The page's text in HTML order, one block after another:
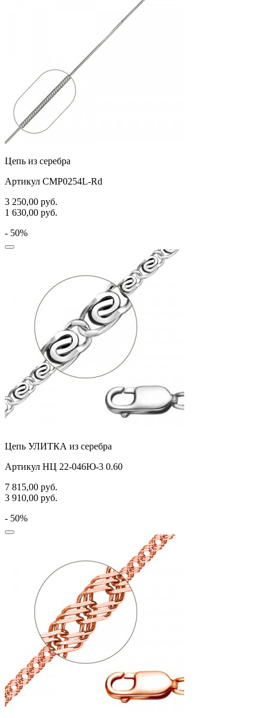
Цепь из серебра
Артикул CMP0254L-Rd
3 250,00 руб.
1 630,00 руб.
- 50%
Цепь УЛИТКА из серебра
Артикул НЦ 22-046Ю-3 0.60
7 815,00 руб.
3 910,00 руб.
- 50%